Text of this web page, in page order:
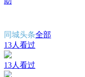
同城头条全部
13人看过
13人看过